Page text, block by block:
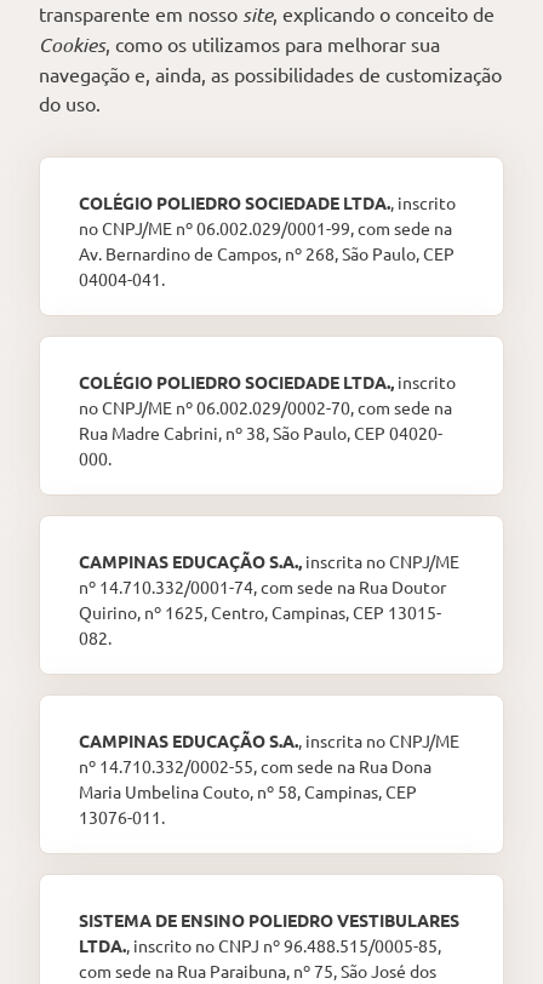
transparente em nosso site, explicando o conceito de
Cookies, como os utilizamos para melhorar sua
navegação e, ainda, as possibilidades de customização
do uso.
COLÉGIO POLIEDRO SOCIEDADE LTDA., inscrito
no CNPJ/ME nº 06.002.029/0001-99, com sede na
Av. Bernardino de Campos, nº 268, São Paulo, CEP
04004-041.
COLÉGIO POLIEDRO SOCIEDADE LTDA., inscrito
no CNPJ/ME nº 06.002.029/0002-70, com sede na
Rua Madre Cabrini, nº 38, São Paulo, CEP 04020-
000.
CAMPINAS EDUCAÇÃO S.A., inscrita no CNPJ/ME
nº 14.710.332/0001-74, com sede na Rua Doutor
Quirino, nº 1625, Centro, Campinas, CEP 13015-
082.
CAMPINAS EDUCAÇÃO S.A., inscrita no CNPJ/ME
nº 14.710.332/0002-55, com sede na Rua Dona
Maria Umbelina Couto, nº 58, Campinas, CEP
13076-011.
SISTEMA DE ENSINO POLIEDRO VESTIBULARES
LTDA., inscrito no CNPJ nº 96.488.515/0005-85,
com sede na Rua Paraibuna, nº 75, São José dos